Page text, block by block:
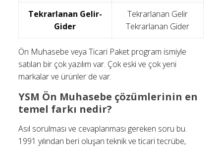
Tekrarlanan Gelir-
Gider
Tekrarlanan Gelir
Tekrarlanan Gider
Ön Muhasebe veya Ticari Paket program ismiyle
satılan bir çok yazılım var. Çok eski ve çok yeni
markalar ve ürünler de var.
YSM Ön Muhasebe çözümlerinin en
temel farkı nedir?
Asıl sorulması ve cevaplanması gereken soru bu.
1991 yılından beri oluşan teknik ve ticari tecrübe,